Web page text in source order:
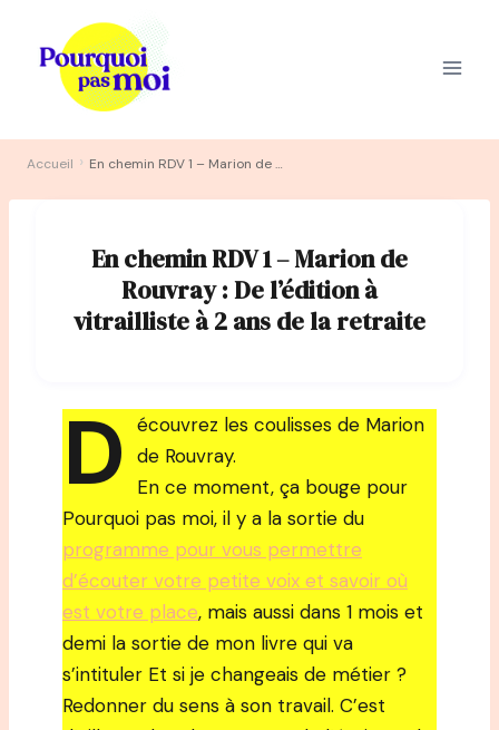
contenu
Accueil › En chemin RDV 1 – Marion de Rouvray : De l’édition à vitrailliste à 2 ans de la retraite
En chemin RDV 1 – Marion de
Rouvray : De l’édition à
vitrailliste à 2 ans de la retraite
D
écouvrez les coulisses de Marion
de Rouvray.
En ce moment, ça bouge pour
Pourquoi pas moi, il y a la sortie du
programme pour vous permettre
d’écouter votre petite voix et savoir où
est votre place, mais aussi dans 1 mois et
demi la sortie de mon livre qui va
s’intituler Et si je changeais de métier ?
Redonner du sens à son travail. C’est